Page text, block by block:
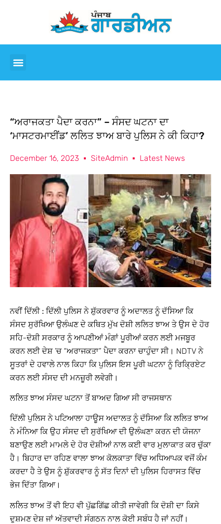
“ਅਰਾਜਕਤਾ ਪੈਦਾ ਕਰਨਾ” – ਸੰਸਦ ਘਟਨਾ ਦਾ
‘ਮਾਸਟਰਮਾਈਂਡ’ ਲਲਿਤ ਝਾਅ ਬਾਰੇ ਪੁਲਿਸ ਨੇ ਕੀ ਕਿਹਾ?
December 16, 2023 SiteAdmin Latest News
ਨਵੀਂ ਦਿੱਲੀ : ਦਿੱਲੀ ਪੁਲਿਸ ਨੇ ਸ਼ੁੱਕਰਵਾਰ ਨੂੰ ਅਦਾਲਤ ਨੂੰ ਦੱਸਿਆ ਕਿ
ਸੰਸਦ ਸੁਰੱਖਿਆ ਉਲੰਘਣ ਦੇ ਕਥਿਤ ਮੁੱਖ ਦੋਸ਼ੀ ਲਲਿਤ ਝਾਅ ਤੇ ਉਸ ਦੇ ਹੋਰ
ਸਹਿ-ਦੋਸ਼ੀ ਸਰਕਾਰ ਨੂੰ ਆਪਣੀਆਂ ਮੰਗਾਂ ਪੂਰੀਆਂ ਕਰਨ ਲਈ ਮਜਬੂਰ
ਕਰਨ ਲਈ ਦੇਸ਼ ’ਚ “ਅਰਾਜਕਤਾ” ਪੈਦਾ ਕਰਨਾ ਚਾਹੁੰਦਾ ਸੀ। NDTV ਨੇ
ਸੂਤਰਾਂ ਦੇ ਹਵਾਲੇ ਨਾਲ ਕਿਹਾ ਕਿ ਪੁਲਿਸ ਇਸ ਪੂਰੀ ਘਟਨਾ ਨੂੰ ਰਿਕ੍ਰਿਏਟ
ਕਰਨ ਲਈ ਸੰਸਦ ਦੀ ਮਨਜ਼ੂਰੀ ਲਵੇਗੀ।
ਲਲਿਤ ਝਾਅ ਸੰਸਦ ਘਟਨਾ ਤੋਂ ਬਾਅਦ ਗਿਆ ਸੀ ਰਾਜਸਥਾਨ
ਦਿੱਲੀ ਪੁਲਿਸ ਨੇ ਪਟਿਆਲਾ ਹਾਊਸ ਅਦਾਲਤ ਨੂੰ ਦੱਸਿਆ ਕਿ ਲਲਿਤ ਝਾਅ
ਨੇ ਮੰਨਿਆ ਕਿ ਉਹ ਸੰਸਦ ਦੀ ਸੁਰੱਖਿਆ ਦੀ ਉਲੰਘਣਾ ਕਰਨ ਦੀ ਯੋਜਨਾ
ਬਣਾਉਣ ਲਈ ਮਾਮਲੇ ਦੇ ਹੋਰ ਦੋਸ਼ੀਆਂ ਨਾਲ ਕਈ ਵਾਰ ਮੁਲਾਕਾਤ ਕਰ ਚੁੱਕਾ
ਹੈ। ਬਿਹਾਰ ਦਾ ਰਹਿਣ ਵਾਲਾ ਝਾਅ ਕੋਲਕਾਤਾ ਵਿੱਚ ਅਧਿਆਪਕ ਵਜੋਂ ਕੰਮ
ਕਰਦਾ ਹੈ ਤੇ ਉਸ ਨੂੰ ਸ਼ੁੱਕਰਵਾਰ ਨੂੰ ਸੱਤ ਦਿਨਾਂ ਦੀ ਪੁਲਿਸ ਹਿਰਾਸਤ ਵਿੱਚ
ਭੇਜ ਦਿੱਤਾ ਗਿਆ।
ਲਲਿਤ ਝਾਅ ਤੋਂ ਵੀ ਇਹ ਵੀ ਪੁੱਛਗਿੱਛ ਕੀਤੀ ਜਾਵੇਗੀ ਕਿ ਦੋਸ਼ੀ ਦਾ ਕਿਸੇ
ਦੁਸ਼ਮਣ ਦੇਸ਼ ਜਾਂ ਅੱਤਵਾਦੀ ਸੰਗਠਨ ਨਾਲ ਕੋਈ ਸਬੰਧ ਹੈ ਜਾਂ ਨਹੀਂ।